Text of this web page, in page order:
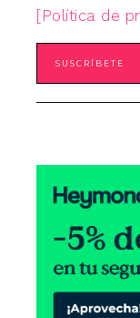
[Política de